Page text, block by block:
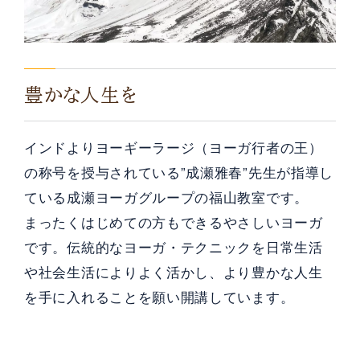
豊かな人生を
インドよりヨーギーラージ（ヨーガ行者の王）
の称号を授与されている”成瀬雅春”先生が指導し
ている成瀬ヨーガグループの福山教室です。
まったくはじめての方もできるやさしいヨーガ
です。伝統的なヨーガ・テクニックを日常生活
や社会生活によりよく活かし、より豊かな人生
を手に入れることを願い開講しています。